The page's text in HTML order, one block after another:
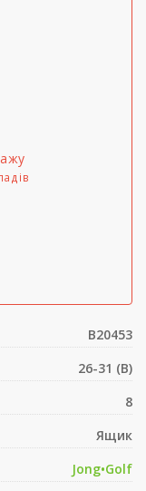
B20453
26-31 (B)
8
Ящик
Jong•Golf